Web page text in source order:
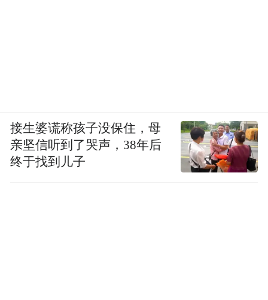
接生婆谎称孩子没保住，母
亲坚信听到了哭声，38年后
终于找到儿子